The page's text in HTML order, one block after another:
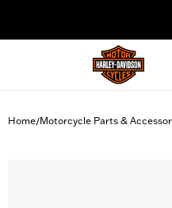
Home/Motorcycle Parts &